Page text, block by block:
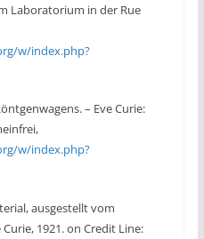
Laboratorium in der Rue
w/index.php?
– Eve Curie:
w/index.php?
ausgestellt vom
1921. on Credit Line: